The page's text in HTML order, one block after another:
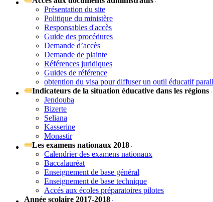
Présentation du site
Politique du ministère
Responsables d'accès
Guide des procédures
Demande d’accès
Demande de plainte
Références juridiques
Guides de référence
obtention du visa pour diffuser un outil éducatif
Indicateurs de la situation éducative dans les régions
Jendouba
Bizerte
Seliana
Kasserine
Monastir
Les examens nationaux 2018
Calendrier des examens nationaux
Baccalauréat
Enseignement de base général
Enseignement de base technique
Accés aux écoles préparatoires pilotes
Année scolaire 2017-2018